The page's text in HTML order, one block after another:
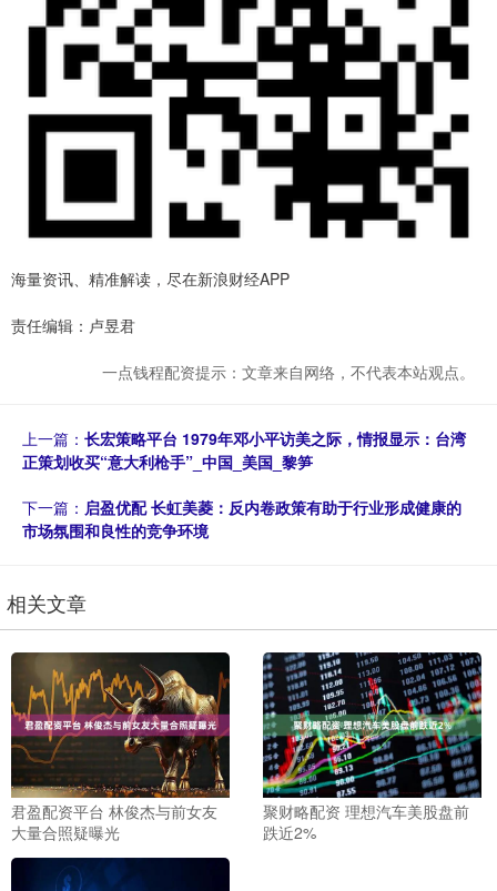
海量资讯、精准解读，尽在新浪财经APP
责任编辑：卢昱君
一点钱程配资提示：文章来自网络，不代表本站观点。
上一篇： 长宏策略平台 1979年邓小平访美之际，情报显示：台湾
正策划收买“意大利枪手”_中国_美国_黎笋
下一篇： 启盈优配 长虹美菱：反内卷政策有助于行业形成健康的
市场氛围和良性的竞争环境
相关文章
君盈配资平台 林俊杰与前女友
大量合照疑曝光
聚财略配资 理想汽车美股盘前
跌近2%